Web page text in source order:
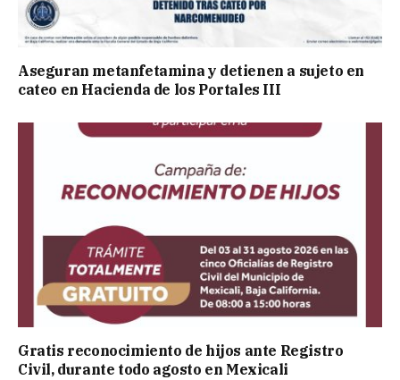
Aseguran metanfetamina y detienen a sujeto en
cateo en Hacienda de los Portales III
Gratis reconocimiento de hijos ante Registro
Civil, durante todo agosto en Mexicali